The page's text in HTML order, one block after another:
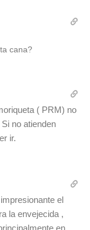
cana?
( PRM) no
no atienden
ir.
el
la envejecida ,